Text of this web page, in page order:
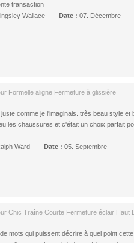
transaction
Wallace Date : 07. Décembre
Formelle aligne Fermeture à glissière
comme je l'imaginais. très beau style et
les chaussures et c'était un choix parfait
Ward Date : 05. Septembre
Chic Traîne Courte Fermeture éclair Haut
mots qui puissent décrire à quel point